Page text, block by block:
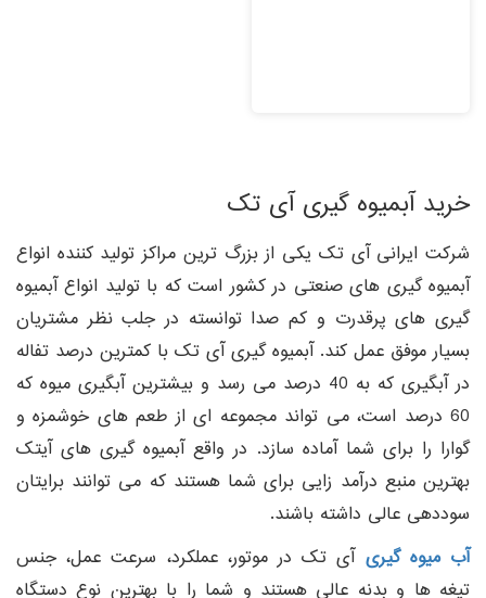
خرید آبمیوه گیری آی تک
شرکت ایرانی آی تک یکی از بزرگ ترین مراکز تولید کننده انواع
آبمیوه گیری های صنعتی در کشور است که با تولید انواع آبمیوه
گیری های پرقدرت و کم صدا توانسته در جلب نظر مشتریان
بسیار موفق عمل کند. آبمیوه گیری آی تک با کمترین درصد تفاله
در آبگیری که به 40 درصد می رسد و بیشترین آبگیری میوه که
60 درصد است، می تواند مجموعه ای از طعم های خوشمزه و
گوارا را برای شما آماده سازد. در واقع آبمیوه گیری های آیتک
بهترین منبع درآمد زایی برای شما هستند که می توانند برایتان
سوددهی عالی داشته باشند.
آب میوه گیری آی تک در موتور، عملکرد، سرعت عمل، جنس
تیغه ها و بدنه عالی هستند و شما را با بهترین نوع دستگاه